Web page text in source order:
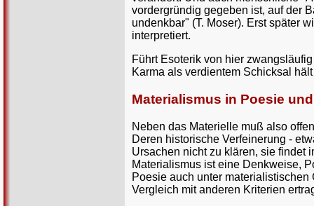
vordergründig gegeben ist, auf der
undenkbar" (T. Moser). Erst später
interpretiert.
Führt Esoterik von hier
Karma als verdientem Schicksal
Materialismus in Poesie
Neben das Materielle muß also
Deren historische Verfeinerung -
Ursachen nicht zu klären, sie findet
Materialismus ist eine Denkweise,
Poesie auch unter
Vergleich mit anderen Kriterien